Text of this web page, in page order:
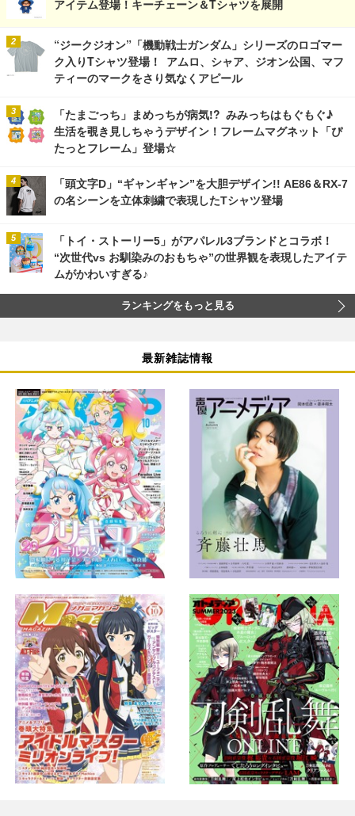
アイテム登場！キーチェーン＆Tシャツを展開
“ジークジオン”「機動戦士ガンダム」シリーズのロゴマー
ク入りTシャツ登場！ アムロ、シャア、ジオン公国、マフ
ティーのマークをさり気なくアピール
「たまごっち」まめっちが病気!? みみっちはもぐもぐ♪
生活を覗き見しちゃうデザイン！フレームマグネット「ぴ
たっとフレーム」登場☆
「頭文字D」“ギャンギャン”を大胆デザイン!! AE86＆RX-7
の名シーンを立体刺繍で表現したTシャツ登場
「トイ・ストーリー5」がアパレル3ブランドとコラボ！
“次世代vs お馴染みのおもちゃ”の世界観を表現したアイテ
ムがかわいすぎる♪
ランキングをもっと見る
最新雑誌情報